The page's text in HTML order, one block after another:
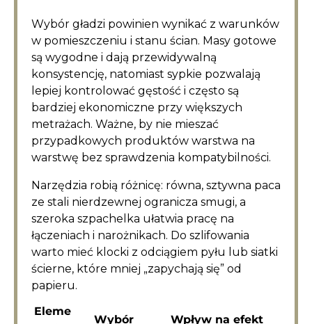
Wybór gładzi powinien wynikać z warunków
w pomieszczeniu i stanu ścian. Masy gotowe
są wygodne i dają przewidywalną
konsystencję, natomiast sypkie pozwalają
lepiej kontrolować gęstość i często są
bardziej ekonomiczne przy większych
metrażach. Ważne, by nie mieszać
przypadkowych produktów warstwa na
warstwę bez sprawdzenia kompatybilności.
Narzędzia robią różnicę: równa, sztywna paca
ze stali nierdzewnej ogranicza smugi, a
szeroka szpachelka ułatwia pracę na
łączeniach i narożnikach. Do szlifowania
warto mieć klocki z odciągiem pyłu lub siatki
ścierne, które mniej „zapychają się” od
papieru.
Eleme
Wybór Wpływ na efekt